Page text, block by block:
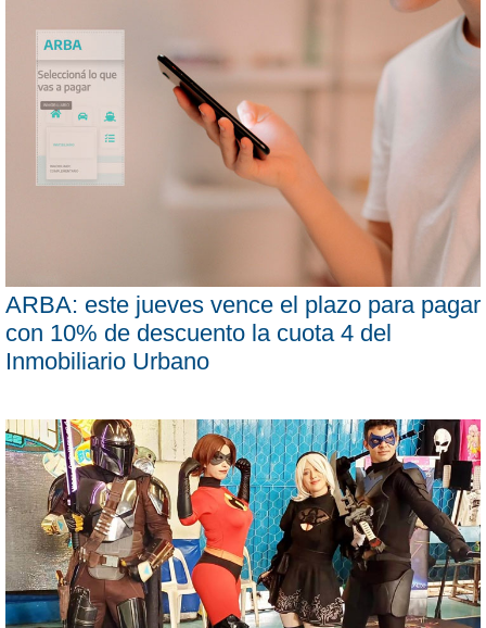
ARBA: este jueves vence el plazo para pagar
con 10% de descuento la cuota 4 del
Inmobiliario Urbano